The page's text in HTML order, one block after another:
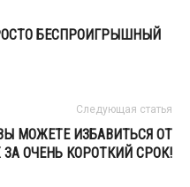
БЕСПРОИГРЫШНЫЙ
Следующая статья
МОЖЕТЕ ИЗБАВИТЬСЯ ОТ
ОЧЕНЬ КОРОТКИЙ СРОК!